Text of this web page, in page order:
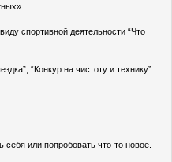
спортивной деятельности “Что
“Конкур на чистоту и технику”
или попробовать что-то новое.